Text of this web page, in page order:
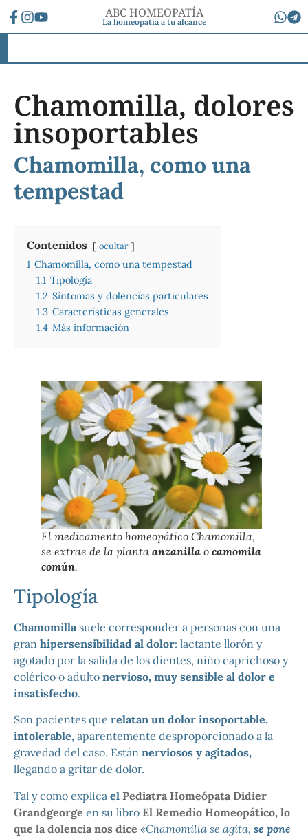
ABC HOMEOPATÍA
La homeopatía a tu alcance
Chamomilla, dolores
insoportables
Chamomilla, como una
tempestad
Contenidos ocultar
1 Chamomilla, como una tempestad
1.1 Tipología
1.2 Síntomas y dolencias particulares
1.3 Características generales
1.4 Más información
El medicamento homeopático Chamomilla,
se extrae de la planta anzanilla o camomila
común.
Tipología
Chamomillasuele corresponder a personas con una
gran hipersensibilidad al dolor: lactante llorón y
agotado por la salida de los dientes, niño caprichoso y
colérico o adulto nervioso, muy sensible al dolor e
insatisfecho.
Son pacientes que relatan un dolor insoportable,
intolerable, aparentemente desproporcionado a la
gravedad del caso. Están nerviosos y agitados,
llegando a gritar de dolor.
Tal y como explica el Pediatra Homeópata Didier
Grandgeorge en su libro El Remedio Homeopático, lo
que la dolencia nos dice «Chamomilla se agita, se pone